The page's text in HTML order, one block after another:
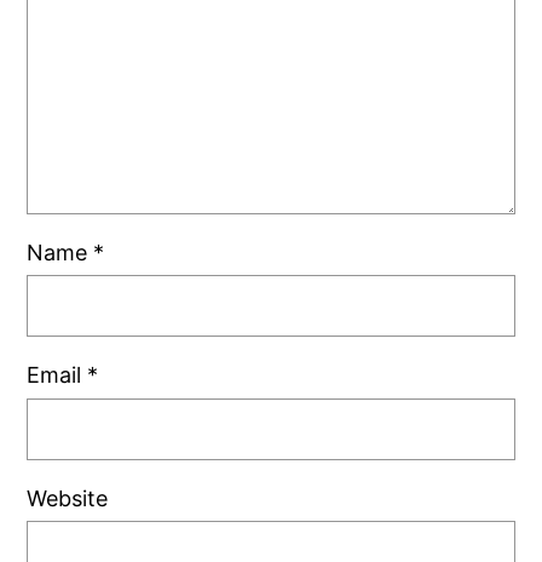
Name *
Email *
Website